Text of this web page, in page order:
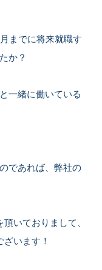
までに将来就職す
か？
一緒に働いている
であれば、弊社の
いておりまして、
います！